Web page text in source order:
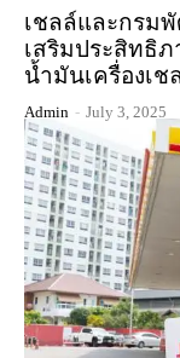
เชลล์และกรม
เสริมประสิทธิ
น้ำมันเครื่องเช
Admin - July 3, 2025